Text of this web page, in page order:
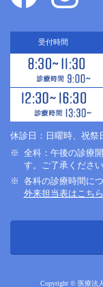
受付時間
休診日：日曜時、祝祭
全科：午後の診療
す。ご了承ください
各科の診療時間に
外来担当表はこちら
Copyright © 医療法